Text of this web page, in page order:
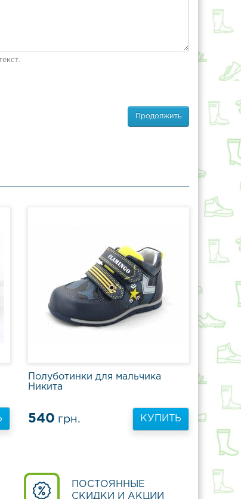
Продолжить
Полуботинки для мальчика
Никита
540 грн. КУПИТЬ
ПОСТОЯННЫЕ
СКИДКИ И АКЦИИ